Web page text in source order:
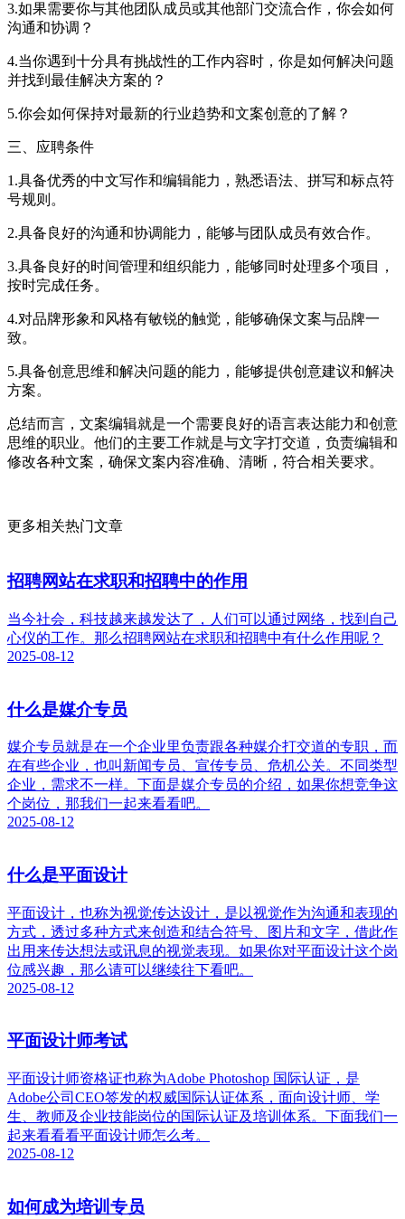
3.如果需要你与其他团队成员或其他部门交流合作，你会如何
沟通和协调？
4.当你遇到十分具有挑战性的工作内容时，你是如何解决问题
并找到最佳解决方案的？
5.你会如何保持对最新的行业趋势和文案创意的了解？
三、应聘条件
1.具备优秀的中文写作和编辑能力，熟悉语法、拼写和标点符
号规则。
2.具备良好的沟通和协调能力，能够与团队成员有效合作。
3.具备良好的时间管理和组织能力，能够同时处理多个项目，
按时完成任务。
4.对品牌形象和风格有敏锐的触觉，能够确保文案与品牌一
致。
5.具备创意思维和解决问题的能力，能够提供创意建议和解决
方案。
总结而言，文案编辑就是一个需要良好的语言表达能力和创意
思维的职业。他们的主要工作就是与文字打交道，负责编辑和
修改各种文案，确保文案内容准确、清晰，符合相关要求。
更多相关热门文章
招聘网站在求职和招聘中的作用
当今社会，科技越来越发达了，人们可以通过网络，找到自己
心仪的工作。那么招聘网站在求职和招聘中有什么作用呢？
2025-08-12
什么是媒介专员
媒介专员就是在一个企业里负责跟各种媒介打交道的专职，而
在有些企业，也叫新闻专员、宣传专员、危机公关。不同类型
企业，需求不一样。下面是媒介专员的介绍，如果你想竞争这
个岗位，那我们一起来看看吧。
2025-08-12
什么是平面设计
平面设计，也称为视觉传达设计，是以视觉作为沟通和表现的
方式，透过多种方式来创造和结合符号、图片和文字，借此作
出用来传达想法或讯息的视觉表现。如果你对平面设计这个岗
位感兴趣，那么请可以继续往下看吧。
2025-08-12
平面设计师考试
平面设计师资格证也称为Adobe Photoshop 国际认证，是
Adobe公司CEO签发的权威国际认证体系，面向设计师、学
生、教师及企业技能岗位的国际认证及培训体系。下面我们一
起来看看看平面设计师怎么考。
2025-08-12
如何成为培训专员